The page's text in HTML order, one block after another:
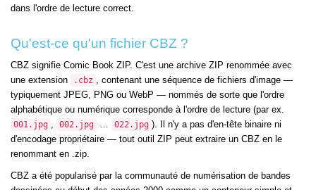
dans l'ordre de lecture correct.
Qu'est-ce qu'un fichier CBZ ?
CBZ signifie Comic Book ZIP. C'est une archive ZIP renommée avec
une extension
.cbz , contenant une séquence de fichiers d'image —
typiquement JPEG, PNG ou WebP — nommés de sorte que l'ordre
alphabétique ou numérique corresponde à l'ordre de lecture (par ex.
001.jpg , 002.jpg … 022.jpg ). Il n'y a pas d'en-tête binaire ni
d'encodage propriétaire — tout outil ZIP peut extraire un CBZ en le
renommant en .zip.
CBZ a été popularisé par la communauté de numérisation de bandes